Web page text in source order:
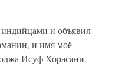
и объявил
и имя моё
Исуф Хорасани.